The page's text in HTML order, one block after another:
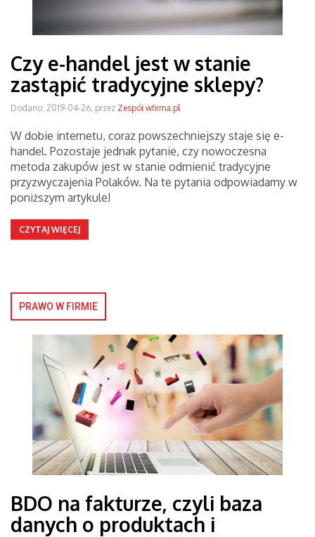
Czy e-handel jest w stanie
zastąpić tradycyjne sklepy?
Dodano: 2019-04-26, przez Zespół wfirma.pl
W dobie internetu, coraz powszechniejszy staje się e-
handel. Pozostaje jednak pytanie, czy nowoczesna
metoda zakupów jest w stanie odmienić tradycyjne
przyzwyczajenia Polaków. Na te pytania odpowiadamy w
poniższym artykule!
CZYTAJ WIĘCEJ
PRAWO W FIRMIE
BDO na fakturze, czyli baza
danych o produktach i